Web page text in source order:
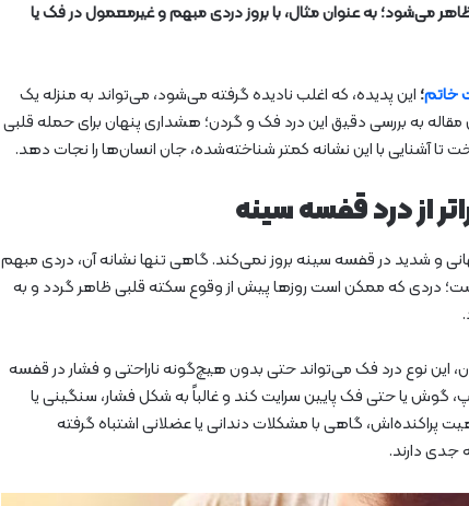
می‌شود؛ به عنوان مثال، با بروز دردی مبهم و غیرمعمول در فک یا
خاتم؛ این پدیده، که اغلب نادیده گرفته می‌شود، می‌تواند به منزله یک
به بررسی دقیق این درد فک و گردن؛ هشداری پنهان برای حمله قلبی
آشنایی با این نشانه کمتر شناخته‌شده، جان انسان‌ها را نجات دهد.
از درد قفسه سینه
و شدید در قفسه سینه بروز نمی‌کند. گاهی تنها نشانه آن، دردی مبهم
است؛ دردی که ممکن است روزها پیش از وقوع سکته قلبی ظاهر گردد و به
نوع درد فک می‌تواند حتی بدون هیچ‌گونه ناراحتی و فشار در قفسه
گوش یا حتی فک پایین سرایت کند و غالباً به شکل فشار، سنگینی یا
پراکنده‌اش، گاهی با مشکلات دندانی یا عضلانی اشتباه گرفته
جدی دارند.